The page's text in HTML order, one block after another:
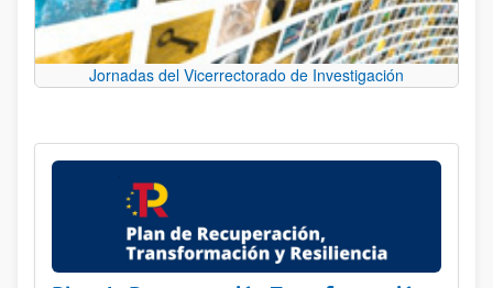
Jornadas del Vicerrectorado de Investigación